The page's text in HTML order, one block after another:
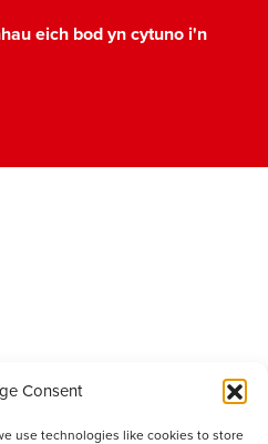
Consent
use technologies like cookies to store
eich bod yn cytuno i'n